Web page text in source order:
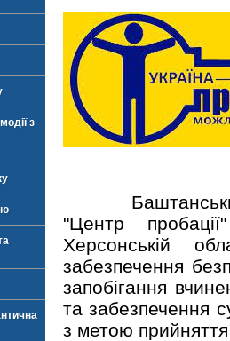
з
Баштанський
"Центр
Херсонській
забезпечення
запобігання
та забезпечення
з метою прийняття